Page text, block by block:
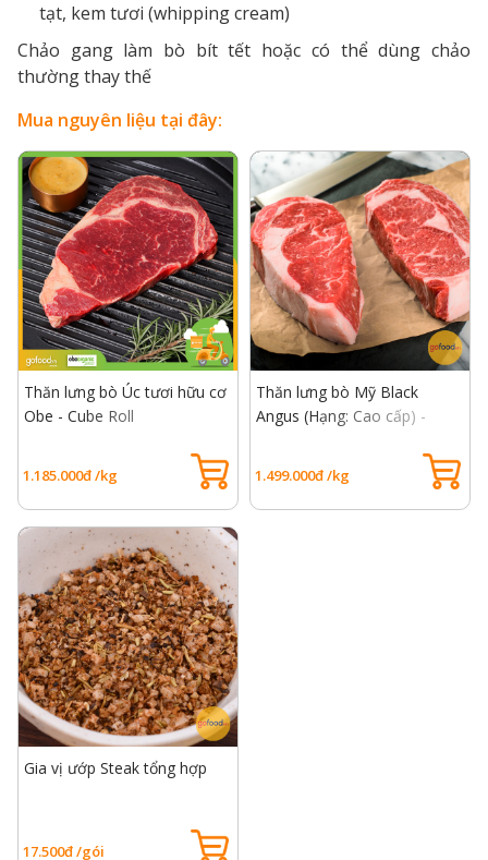
tạt, kem tươi (whipping cream)
Chảo gang làm bò bít tết hoặc có thể dùng chảo
thường thay thế
Mua nguyên liệu tại đây:
Thăn lưng bò Úc tươi hữu cơ
Obe - Cube Roll
1.185.000đ /kg
Thăn lưng bò Mỹ Black
Angus (Hạng: Cao cấp) -
1.499.000đ /kg
Gia vị ướp Steak tổng hợp
17.500đ /gói